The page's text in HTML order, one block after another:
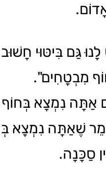
לָנוּ גַּם בִּיטּוּי
מִבְטָחִים".
אַתָּה נִמְצָא
שֶׁאַתָּה נִמְצָא
סַכָּנָה.